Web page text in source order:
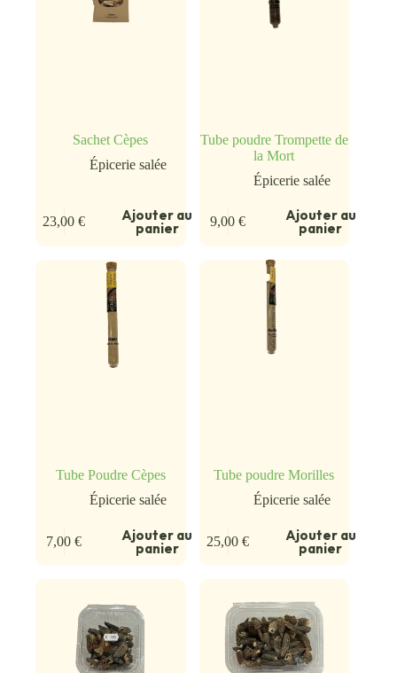
Sachet Cèpes
Épicerie salée
23,00€ Ajouter au
panier
Tube poudre Trompette de
la Mort
Épicerie salée
9,00€ Ajouter au
panier
Tube Poudre Cèpes
Épicerie salée
7,00€ Ajouter au
panier
Tube poudre Morilles
Épicerie salée
25,00€ Ajouter au
panier